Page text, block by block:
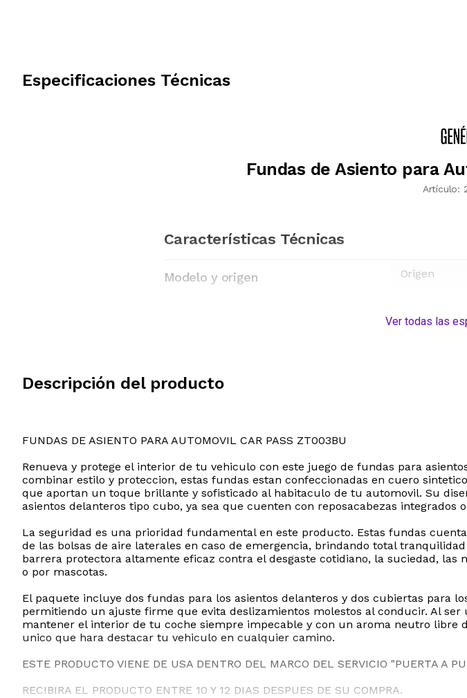
Especificaciones Técnicas
Fundas de Asiento para
Artículo:
Características Técnicas
Modelo y origen Origen
Ver todas las
Descripción del producto
FUNDAS DE ASIENTO PARA AUTOMOVIL CAR PASS ZT003BU
Renueva y protege el interior de tu vehiculo con este juego de fundas para
combinar estilo y proteccion, estas fundas estan confeccionadas en cuero
que aportan un toque brillante y sofisticado al habitaculo de tu automovil. Su
asientos delanteros tipo cubo, ya sea que cuenten con reposacabezas integrados
La seguridad es una prioridad fundamental en este producto. Estas fundas
de las bolsas de aire laterales en caso de emergencia, brindando total
barrera protectora altamente eficaz contra el desgaste cotidiano, la suciedad,
o por mascotas.
El paquete incluye dos fundas para los asientos delanteros y dos cubiertas para
permitiendo un ajuste firme que evita deslizamientos molestos al conducir. Al
mantener el interior de tu coche siempre impecable y con un aroma neutro libre
unico que hara destacar tu vehiculo en cualquier camino.
ESTE PRODUCTO VIENE DE USA DENTRO DEL MARCO DEL SERVICIO "PUERTA A
RECIBIRA EL PRODUCTO ENTRE 10 Y 12 DIAS DESPUES DE SU COMPRA.